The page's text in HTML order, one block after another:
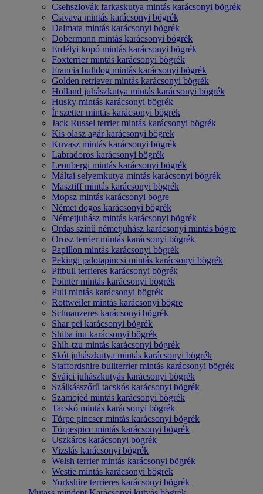
Csehszlovák farkaskutya mintás karácsonyi bögrék
Csivava mintás karácsonyi bögrék
Dalmata mintás karácsonyi bögrék
Dobermann mintás karácsonyi bögrék
Erdélyi kopó mintás karácsonyi bögrék
Foxterrier mintás karácsonyi bögrék
Francia bulldog mintás karácsonyi bögrék
Golden retriever mintás karácsonyi bögrék
Holland juhászkutya mintás karácsonyi bögrék
Husky mintás karácsonyi bögrék
Ír szetter mintás karácsonyi bögrék
Jack Russel terrier mintás karácsonyi bögrék
Kis olasz agár karácsonyi bögrék
Kuvasz mintás karácsonyi bögrék
Labradoros karácsonyi bögrék
Leonbergi mintás karácsonyi bögrék
Máltai selyemkutya mintás karácsonyi bögrék
Masztiff mintás karácsonyi bögrék
Mopsz mintás karácsonyi bögre
Német dogos karácsonyi bögrék
Németjuhász mintás karácsonyi bögrék
Ordas színű németjuhász karácsonyi mintás bögre
Orosz terrier mintás karácsonyi bögrék
Papillon mintás karácsonyi bögrék
Pekingi palotapincsi mintás karácsonyi bögrék
Pitbull terrieres karácsonyi bögrék
Pointer mintás karácsonyi bögrék
Puli mintás karácsonyi bögrék
Rottweiler mintás karácsonyi bögre
Schnauzeres karácsonyi bögrék
Shar pei karácsonyi bögrék
Shiba inu karácsonyi bögrék
Shih-tzu mintás karácsonyi bögrék
Skót juhászkutya mintás karácsonyi bögrék
Staffordshire bullterrier mintás karácsonyi bögrék
Svájci juhászkutyás karácsonyi bögrék
Szálkásszőrű tacskós karácsonyi bögrék
Szamojéd mintás karácsonyi bögrék
Tacskó mintás karácsonyi bögrék
Törpe pincser mintás karácsonyi bögrék
Törpespicc mintás karácsonyi bögrék
Uszkáros karácsonyi bögrék
Vizslás karácsonyi bögrék
Welsh terrier mintás karácsonyi bögrék
Westie mintás karácsonyi bögrék
Yorkshire terrieres karácsonyi bögrék